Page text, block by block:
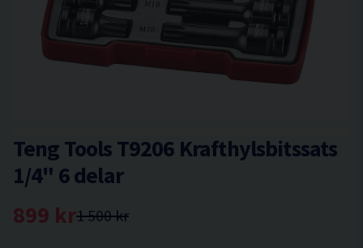
Teng Tools T9206 Krafthylsbitssats
1/4" 6 delar
1 500 kr
899 kr